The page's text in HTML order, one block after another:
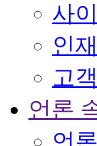
사
인
고
언론